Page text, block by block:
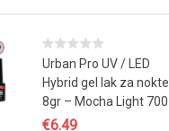
Urban Pro UV / LED
Hybrid gel lak za nokte
8gr – Mocha Light 700
€6.49